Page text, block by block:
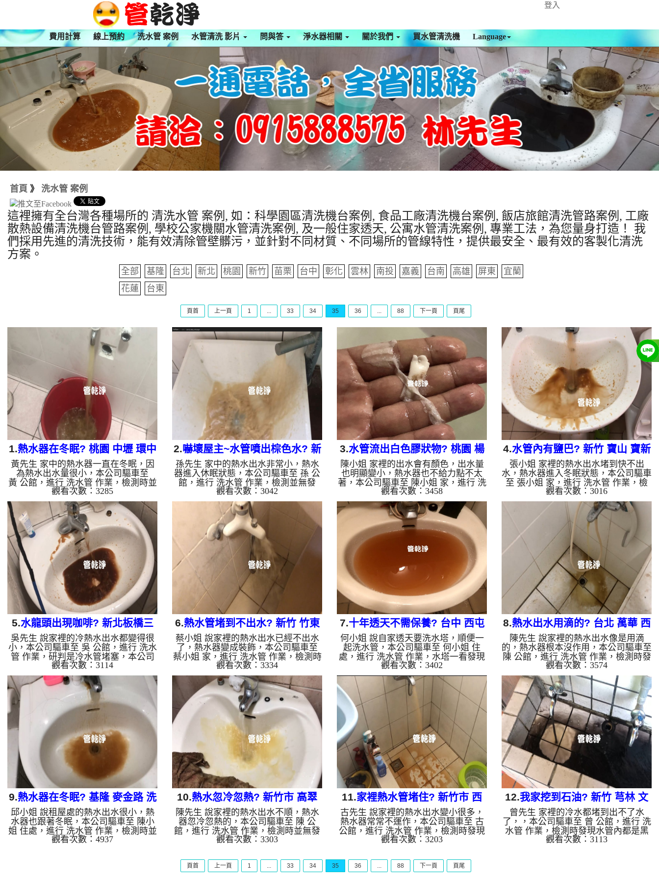
登入
費用計算 線上預約 洗水管 案例 水管清洗 影片 問與答 淨水器相關 關於我們 買水管清洗機 Language
首頁 》 洗水管 案例
這裡擁有全台灣各種場所的 清洗水管 案例, 如：科學園區清洗機台案例, 食品工廠清洗機台案例, 飯店旅館清洗管路案例, 工廠
散熱設備清洗機台管路案例, 學校公家機關水管清洗案例, 及一般住家透天, 公寓水管清洗案例, 專業工法，為您量身打造！ 我
們採用先進的清洗技術，能有效清除管壁髒污，並針對不同材質、不同場所的管線特性，提供最安全、最有效的客製化清洗
方案。
全部 基隆 台北 新北 桃園 新竹 苗栗 台中 彰化 雲林 南投 嘉義 台南 高雄 屏東
宜蘭
花蓮
台東
頁首 上一頁 1 ... 33 34 35 36 ... 88 下一頁 頁尾
1.熱水器在冬眠? 桃園 中壢 環中
東路 清洗水管
黃先生 家中的熱水器一直在冬眠，因
為熱水出水量很小，本公司驅車至
黃 公館，進行 洗水管 作業，檢測時並
無發現，本公司架起 高周波水管清洗
機，灌入 檸檬酸 至管路裡面，等了約
15分，開啟 水管清洗機 ，啟動 脈
衝 模式，一洗水管就噴棕色髒水，越
洗就越髒，如下圖片影片，兩個多小時
後，水管清洗乾淨熱水出水量也恢復正
常了!! 如是自來水，如水管老化，會產
生鐵鏽跟泥沙堆積，洗出來的水就會是
咖啡色，地下水含有氧化錳，管壁上會
結成黑色管垢，洗出來的水會跟石油一
樣黑，有些洗出綠色的水，是因為裡面
有銅的物...
觀看次數：3285
2.嚇壞屋主~水管噴出棕色水? 新
竹 民主路 水管清洗
孫先生 家中的熱水出水非常小，熱水
器進入休眠狀態，本公司驅車至 孫 公
館，進行 洗水管 作業，檢測並無發
現，本公司架起 高周波水管清洗機，
灌入 檸檬酸 至管路裡面，等了約15
分，開啟 水管清洗機 ，啟動 螺旋波
模式，一洗水管就噴棕色髒水，越洗就
越髒，如下圖片影片，兩個多小時後，
管路清洗乾淨出水量也恢復了!! 如是自
來水，如水管老化，會產生鐵鏽跟泥沙
堆積，洗出來的水就會是咖啡色，地下
水含有氧化錳，管壁上會結成黑色管
垢，洗出來的水會跟石油一樣黑，有些
洗出綠色的水，是因為裡面有銅的物
質，生鏽產...
觀看次數：3042
3.水管流出白色膠狀物? 桃園 楊
梅 青山二街 洗水管
陳小姐 家裡的出水會有顏色，出水量
也明顯變小，熱水器也不給力點不太
著，本公司驅車至 陳小姐 家，進行 洗
水管 作業，檢測並無發現，本公司架
起 高周波水管清洗機，灌入 檸檬酸 至
管路裡面，等了約15分，開啟 水管清
洗機 ，啟動 螺旋波 模式，一洗水管就
噴出白色膠狀物，沒多久流出鐵鏽水，
越洗就越髒，還掉出一堆鐵鏽，如下圖
片影片，兩個多小時後，水管洗乾淨水
量也恢復了!! 如是自來水，如水管老
化，會產生鐵鏽跟泥沙堆積，洗出來的
水就會是咖啡色，地下水含有氧化錳，
管壁上會結成黑色管垢，洗出來的水會
跟石...
觀看次數：3458
4.水管內有鹽巴? 新竹 寶山 寶新
路 清洗水管
張小姐 家裡的熱水出水堵到快不出
水，熱水器進入冬眠狀態，本公司驅車
至 張小姐 家，進行 洗水管 作業，檢
測後發現管路內都是碳酸鈣，看起來跟
鹽巴一樣，本公司架起 高周波水管清
洗機，灌入 檸檬酸 至管路裡面，等了
約15分，開啟 水管清洗機 ，啟動 螺旋
波 模式，一洗水管就噴棕色髒水，越
洗就越髒，還掉出一公分鐵鏽，如下圖
片影片，兩個多小時後，水管洗乾淨熱
水量也恢復了!! 如是自來水，如水管老
化，會產生鐵鏽跟泥沙堆積，洗出來的
水就會是咖啡色，地下水含有氧化錳，
管壁上會結成黑色管垢，洗出來的水會
跟石...
觀看次數：3016
5.水龍頭出現咖啡? 新北板橋三
民路 水管清洗
吳先生 說家裡的冷熱水出水都變得很
小，本公司驅車至 吳 公館，進行 洗水
管 作業，研判是冷水管堵塞，本公司
架起 高周波水管清洗機，灌入 檸檬酸
至管路裡面，等了約15分，開啟 水管
清洗機 ，啟動 螺旋波 模式，一洗水管
就噴棕色髒水，髒水越洗就越髒，如下
圖片影片，兩個多小時後，管路清洗乾
淨出水量也恢復了!! 如是自來水，如水
管老化，會產生鐵鏽跟泥沙堆積，洗出
來的水就會是咖啡色，地下水含有氧化
錳，管壁上會結成黑色管垢，洗出來的
水會跟石油一樣黑，有些洗出綠色的
水，是因為裡面有銅的物質，生鏽產生
銅...
觀看次數：3114
6.熱水管堵到不出水? 新竹 竹東
竹中路 洗水管
蔡小姐 說家裡的熱水出水已經不出水
了，熱水器變成裝飾，本公司驅車至
蔡小姐 家，進行 洗水管 作業，檢測時
發現管路內壁都是鐵鏽，本公司架起
高周波水管清洗機，灌入 檸檬酸 至管
路裡面，等了約15分，開啟 水管清洗
機 ，啟動 螺旋波 模式，一洗水管就噴
髒水，常常洗到水管堵住，改用特殊工
法處理，一下就洗通了，髒水狂噴，越
洗就越髒，如下圖片影片，兩個多小時
後，管路清洗乾淨熱水出水量也恢復
了!! 如是自來水，如水管老化，會產生
鐵鏽跟泥沙堆積，洗出來的水就會是咖
啡色，地下水含有氧化錳，管壁上會結
成黑...
觀看次數：3334
7.十年透天不需保養? 台中 西屯
工業一路 清洗水管
何小姐 說自家透天要洗水塔，順便一
起洗水管，本公司驅車至 何小姐 住
處，進行 洗水管 作業，水塔一看發現
裡面有泥及青苔，二話不說把水塔清洗
乾淨，洗好後開始洗水管，檢測時發現
有些管路出水比較小，本公司架起 高
周波水管清洗機，灌入 檸檬酸 至管路
裡面，等了約15分，開啟 水管清洗機
，啟動 脈衝 模式，一洗水管就是黃色
髒水，如下圖片影片，三個小時後，水
塔及水管都清洗乾淨，出水量恢復正
常!! 如是自來水，如水管老化，會產生
鐵鏽跟泥沙堆積，洗出來的水就會是咖
啡色，地下水含有氧化錳，管壁上會結
成黑色...
觀看次數：3402
8.熱水出水用滴的? 台北 萬華 西
園路 水管清洗
陳先生 說家裡的熱水出水像是用滴
的，熱水器根本沒作用，本公司驅車至
陳 公館，進行 洗水管 作業，檢測時發
現管路內壁已經堵死，本公司架起 高
周波水管清洗機，灌入 檸檬酸 至管路
裡面，等了約15分，開啟 水管清洗機
，啟動 螺旋波 模式，一洗水管都是髒
水，越洗就越髒，如下圖片影片，兩個
小時後，管路清洗乾淨熱水出水量也恢
復了!! 如是自來水，如水管老化，會產
生鐵鏽跟泥沙堆積，洗出來的水就會是
咖啡色，地下水含有氧化錳，管壁上會
結成黑色管垢，洗出來的水會跟石油一
樣黑，有些洗出綠色的水，是因為裡面
有...
觀看次數：3574
9.熱水器在冬眠? 基隆 麥金路 洗
水管
邱小姐 說租屋處的熱水出水很小，熱
水器也跟著冬眠，本公司驅車至 陳小
姐 住處，進行 洗水管 作業，檢測時並
無發現，本公司架起 高周波水管清洗
觀看次數：4937
10.熱水忽冷忽熱? 新竹市 高翠
路 清洗水管
陳先生 說家裡的熱水出水不順，熱水
器忽冷忽熱的，本公司驅車至 陳 公
館，進行 洗水管 作業，檢測時並無發
現，本公司架起 高周波水管清洗機，
分，開啟 水管清洗機 ，啟動 螺旋波
模式，一洗水管就是黃棕色髒水，越洗
觀看次數：3303
11.家裡熱水管堵住? 新竹市 西
大路 水管清洗
古先生 說家裡的熱水出水變小很多，
熱水器常常不運作，本公司驅車至 古
公館，進行 洗水管 作業，檢測時發現
管路都是鐵鏽，本公司架起 高周波水
等了約15分，開啟 水管清洗機 ，啟動
螺旋波 模式，一洗水管就是棕色髒
觀看次數：3203
12.我家挖到石油? 新竹 芎林 文
衡路 洗水管
曾先生 家裡的冷水都堵到出不了水
了，，本公司驅車至 曾 公館，進行 洗
水管 作業，檢測時發現水管內都是黑
色管垢，本公司架起 高周波水管清洗
觀看次數：3113
頁首 上一頁 1 ... 33 34 35 36 ... 88 下一頁 頁尾